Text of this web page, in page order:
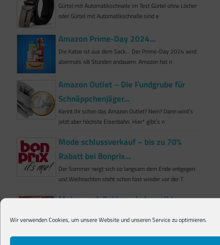
Wir verwenden Cookies, um unsere Website und unseren Service zu optimieren.
Gürtel mit Automatikschnalle im Test Gürtel ohne Löcher
oder Gürtel mit Automatikschnalle sind e
Amazon Prime-Day 2024...
Die Katze ist aus dem Sack… Der Prime-Day 2024 wird
abermals 48 Stunden andauern. Amazon hat n
Amazon Outlet – Die Fundgrube für
Schnäppchenjäger...
Kennt Ihr schon das Amazon Outlet? Nein? Dann wird´s
jetzt aber höchste Eisenbahn. Hier* gibt´s n
Mode schlussverkauf – bis zu 70%
Rabatt bei Bonprix...
Der Sommer neigt sich so langsam dem Ende entgegen
und Weihnachten steht schon fast wieder vor der T
Malen nach Zahlen wieder voll im